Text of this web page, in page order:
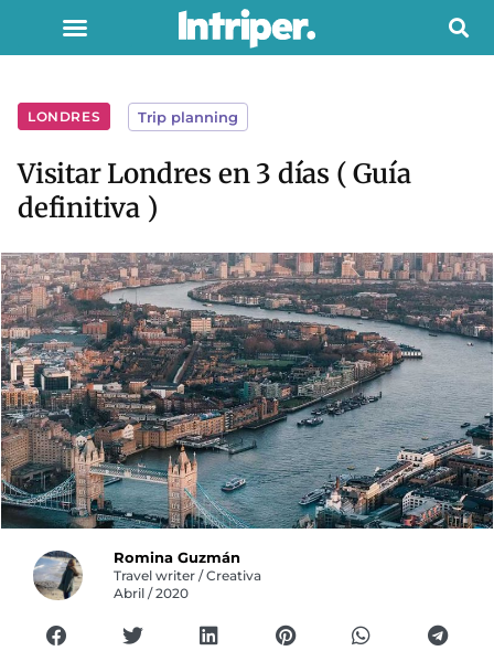
LONDRES Trip planning
Visitar Londres en 3 días ( Guía
definitiva )
Romina Guzmán
Travel writer / Creativa
Abril / 2020